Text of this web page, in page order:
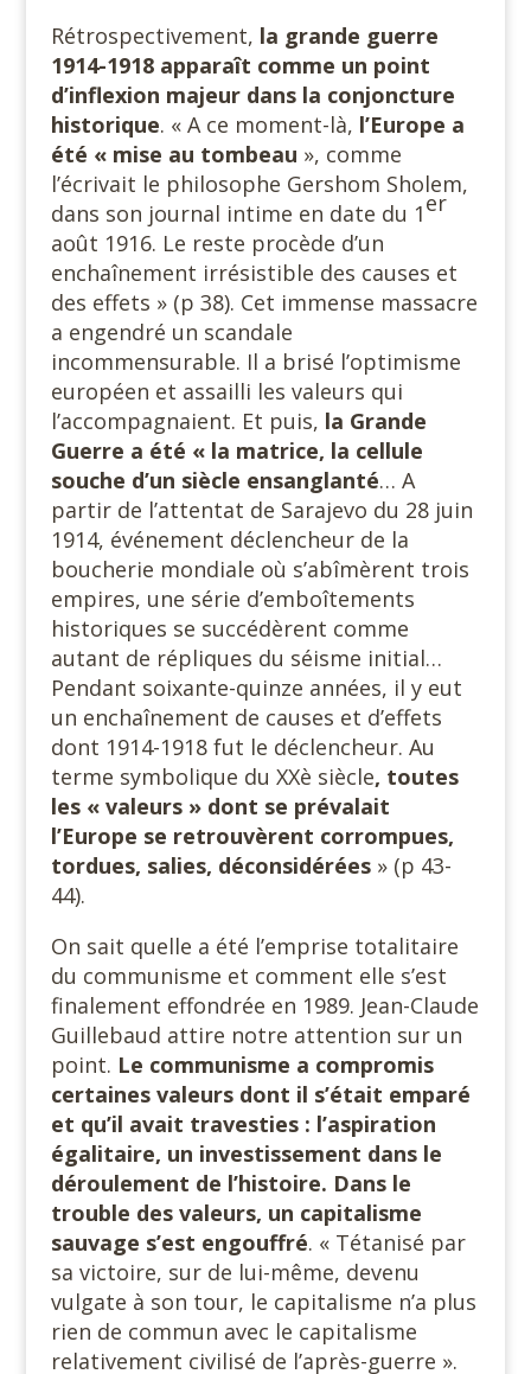
Rétrospectivement, la grande guerre
1914-1918 apparaît comme un point
d’inflexion majeur dans la conjoncture
historique. « A ce moment-là, l’Europe a
été « mise au tombeau », comme
l’écrivait le philosophe Gershom Sholem,
dans son journal intime en date du 1er
août 1916. Le reste procède d’un
enchaînement irrésistible des causes et
des effets » (p 38). Cet immense massacre
a engendré un scandale
incommensurable. Il a brisé l’optimisme
européen et assailli les valeurs qui
l’accompagnaient. Et puis, la Grande
Guerre a été « la matrice, la cellule
souche d’un siècle ensanglanté… A
partir de l’attentat de Sarajevo du 28 juin
1914, événement déclencheur de la
boucherie mondiale où s’abîmèrent trois
empires, une série d’emboîtements
historiques se succédèrent comme
autant de répliques du séisme initial…
Pendant soixante-quinze années, il y eut
un enchaînement de causes et d’effets
dont 1914-1918 fut le déclencheur. Au
terme symbolique du XXè siècle, toutes
les « valeurs » dont se prévalait
l’Europe se retrouvèrent corrompues,
tordues, salies, déconsidérées» (p 43-
44).
On sait quelle a été l’emprise totalitaire
du communisme et comment elle s’est
finalement effondrée en 1989. Jean-Claude
Guillebaud attire notre attention sur un
point. Le communisme a compromis
certaines valeurs dont il s’était emparé
et qu’il avait travesties : l’aspiration
égalitaire, un investissement dans le
déroulement de l’histoire. Dans le
trouble des valeurs, un capitalisme
sauvage s’est engouffré. « Tétanisé par
sa victoire, sur de lui-même, devenu
vulgate à son tour, le capitalisme n’a plus
rien de commun avec le capitalisme
relativement civilisé de l’après-guerre ».